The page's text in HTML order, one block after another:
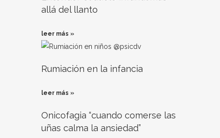
allá del llanto
leer más »
Rumiación en la infancia
leer más »
Onicofagia “cuando comerse las
uñas calma la ansiedad”